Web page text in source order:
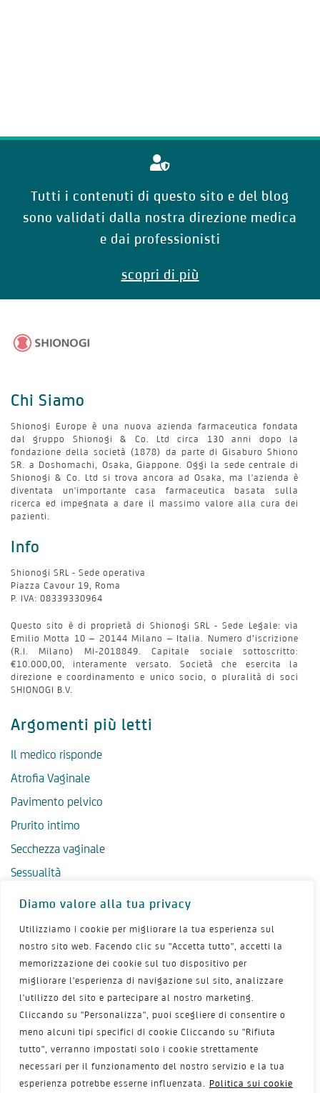
Diamo valore alla tua privacy
Utilizziamo i cookie per migliorare la tua esperienza sul
nostro sito web. Facendo clic su "Accetta tutto", accetti la
memorizzazione dei cookie sul tuo dispositivo per
migliorare l'esperienza di navigazione sul sito, analizzare
l'utilizzo del sito e partecipare al nostro marketing.
Cliccando su "Personalizza", puoi scegliere di consentire o
meno alcuni tipi specifici di cookie Cliccando su "Rifiuta
tutto", verranno impostati solo i cookie strettamente
necessari per il funzionamento del nostro servizio e la tua
esperienza potrebbe esserne influenzata. Politica sui cookie
Tutti i contenuti di questo sito e del blog
sono validati dalla nostra direzione medica
e dai professionisti
scopri di più
Chi Siamo
Shionogi Europe è una nuova azienda farmaceutica fondata
dal gruppo Shionogi & Co. Ltd circa 130 anni dopo la
fondazione della società (1878) da parte di Gisaburo Shiono
SR. a Doshomachi, Osaka, Giappone. Oggi la sede centrale di
Shionogi & Co. Ltd si trova ancora ad Osaka, ma l'azienda è
diventata un'importante casa farmaceutica basata sulla
ricerca ed impegnata a dare il massimo valore alla cura dei
pazienti.
Info
Shionogi SRL - Sede operativa
Piazza Cavour 19, Roma
P. IVA: 08339330964
Questo sito è di proprietà di Shionogi SRL - Sede Legale: via
Emilio Motta 10 – 20144 Milano – Italia. Numero d’iscrizione
(R.I. Milano) MI-2018849. Capitale sociale sottoscritto:
€10.000,00, interamente versato. Società che esercita la
direzione e coordinamento e unico socio, o pluralità di soci
SHIONOGI B.V.
Argomenti più letti
Il medico risponde
Atrofia Vaginale
Pavimento pelvico
Prurito intimo
Secchezza vaginale
Sessualità
Menu
Atrofia Vulvo Vaginale (AVV): cos’è?
AVV: cosa fare?
Gestire l’Atrofia Vulvo Vaginale
Domande Frequenti sull’AVV
Trova un ginecologo nella tua zona
Il blog sulla Menopausa
Glossario della Menopausa